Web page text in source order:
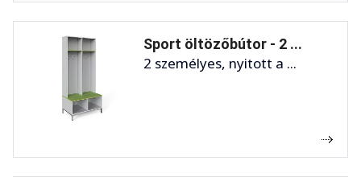
Sport öltözőbútor - 2 ...
2 személyes, nyitott a ...